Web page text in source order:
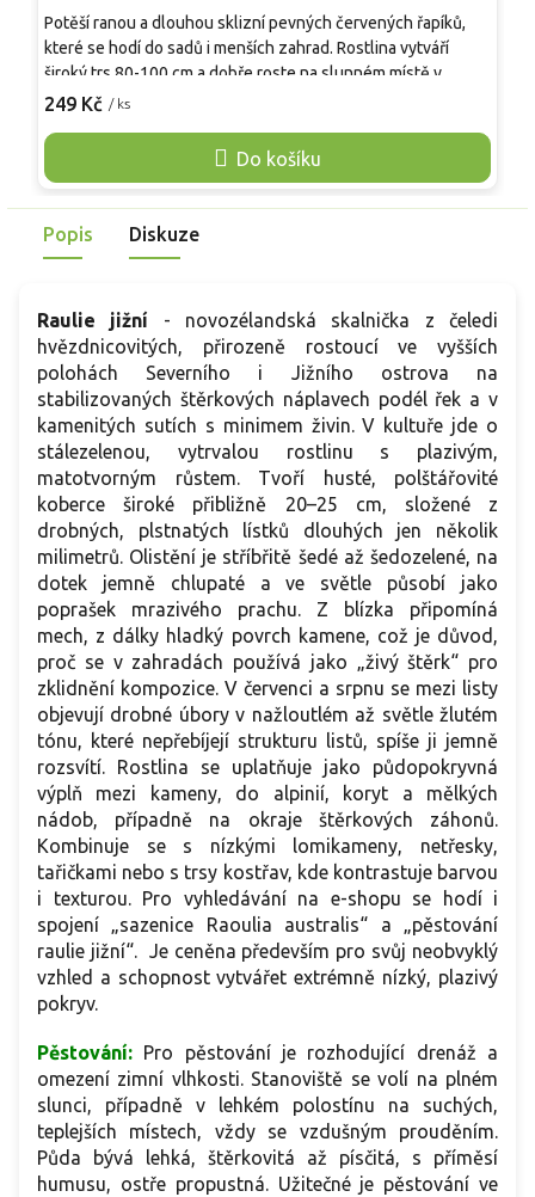
249 Kč / ks
Do košíku
Potěší ranou a dlouhou sklizní pevných červených řapíků,
které se hodí do sadů i menších zahrad. Rostlina vytváří
široký trs 80-100 cm a dobře roste na slunném místě v
humózní půdě. Je ceněna pro stabilní výnos, spolehlivý růst
využití, podobně jako běžné rebarbory, ale s výraznější
barvou a delší sezónou.
Popis Diskuze
Raulie jižní - novozélandská skalnička z čeledi
hvězdnicovitých, přirozeně rostoucí ve vyšších
polohách Severního i Jižního ostrova na
stabilizovaných štěrkových náplavech podél řek a v
kamenitých sutích s minimem živin. V kultuře jde o
stálezelenou, vytrvalou rostlinu s plazivým,
matotvorným růstem. Tvoří husté, polštářovité
koberce široké přibližně 20–25 cm, složené z
drobných, plstnatých lístků dlouhých jen několik
milimetrů. Olistění je stříbřitě šedé až šedozelené, na
dotek jemně chlupaté a ve světle působí jako
poprašek mrazivého prachu. Z blízka připomíná
mech, z dálky hladký povrch kamene, což je důvod,
proč se v zahradách používá jako „živý štěrk“ pro
zklidnění kompozice. V červenci a srpnu se mezi listy
objevují drobné úbory v nažloutlém až světle žlutém
tónu, které nepřebíjejí strukturu listů, spíše ji jemně
rozsvítí. Rostlina se uplatňuje jako půdopokryvná
výplň mezi kameny, do alpinií, koryt a mělkých
nádob, případně na okraje štěrkových záhonů.
Kombinuje se s nízkými lomikameny, netřesky,
tařičkami nebo s trsy kostřav, kde kontrastuje barvou
i texturou. Pro vyhledávání na e-shopu se hodí i
spojení „sazenice Raoulia australis“ a „pěstování
raulie jižní“. Je ceněna především pro svůj neobvyklý
vzhled a schopnost vytvářet extrémně nízký, plazivý
pokryv.
Pěstování: Pro pěstování je rozhodující drenáž a
omezení zimní vlhkosti. Stanoviště se volí na plném
slunci, případně v lehkém polostínu na suchých,
teplejších místech, vždy se vzdušným prouděním.
Půda bývá lehká, štěrkovitá až písčitá, s příměsí
humusu, ostře propustná. Užitečné je pěstování ve